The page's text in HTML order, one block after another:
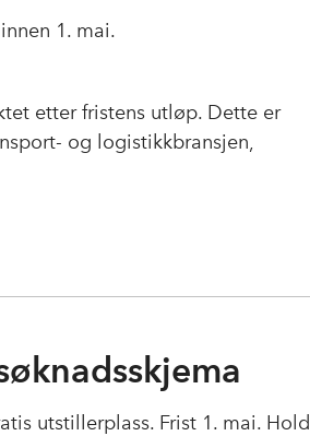
1. mai.
etter fristens utløp. Dette er
og logistikkbransjen,
utstillerplass. Frist 1. mai. Hold